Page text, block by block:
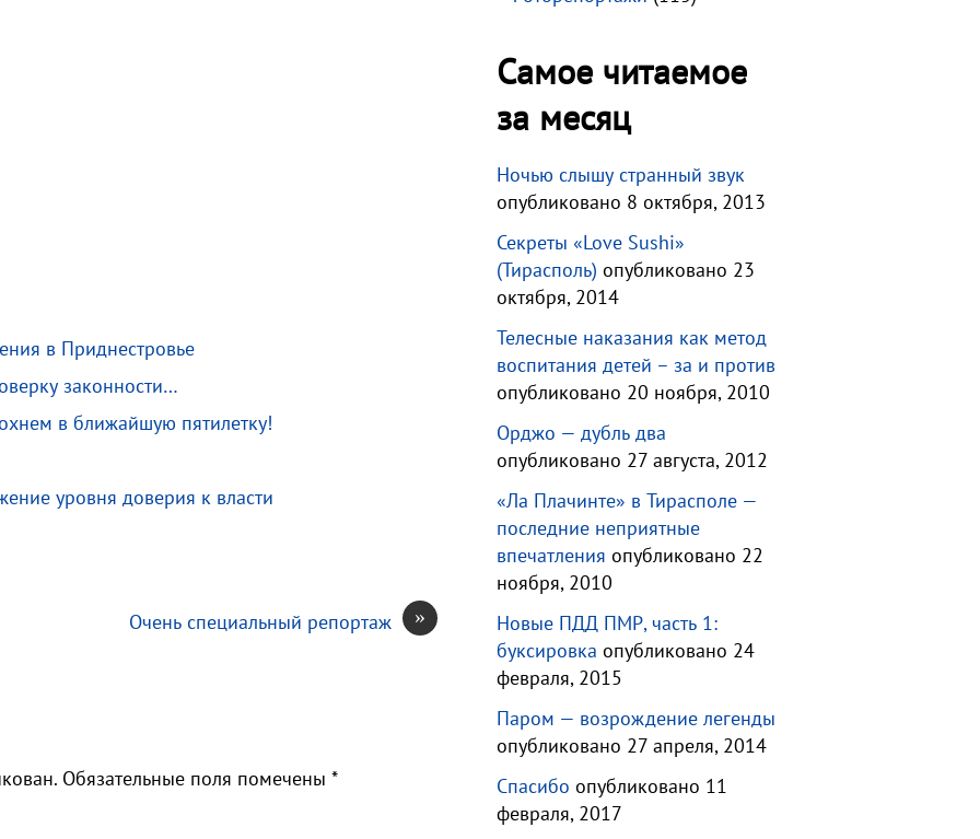
в Приднестровье
законности…
в ближайшую пятилетку!
уровня доверия к власти
»
Очень специальный репортаж
Обязательные поля помечены *
Самое читаемое
за месяц
Ночью слышу странный звук
опубликовано 8 октября, 2013
Секреты «Love Sushi»
(Тирасполь) опубликовано 23
октября, 2014
Телесные наказания как метод
воспитания детей – за и против
опубликовано 20 ноября, 2010
Орджо — дубль два
опубликовано 27 августа, 2012
«Ла Плачинте» в Тирасполе —
последние неприятные
впечатления опубликовано 22
ноября, 2010
Новые ПДД ПМР, часть 1:
буксировка опубликовано 24
февраля, 2015
Паром — возрождение легенды
опубликовано 27 апреля, 2014
Спасибо опубликовано 11
февраля, 2017